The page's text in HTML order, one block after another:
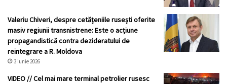
Valeriu Chiveri, despre cetățeniile rusești oferite
masiv regiunii transnistrene: Este o acțiune
propagandistică contra dezideratului de
reintegrare a R. Moldova
3 iunie 2026
VIDEO // Cel mai mare terminal petrolier rusesc